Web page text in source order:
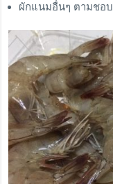
ผักแนมอื่นๆ ตามชอบ